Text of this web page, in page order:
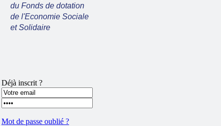
du Fonds de dotation
de l'Economie Sociale
et Solidaire
Déjà inscrit ?
Mot de passe oublié ?